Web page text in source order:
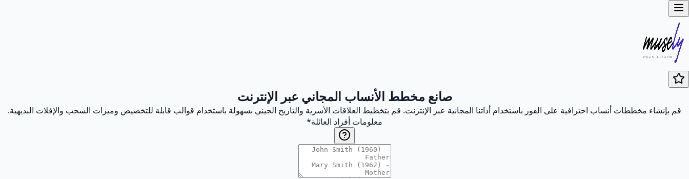
صانع مخطط الأنساب المجاني عبر الإنترنت
قم بإنشاء مخططات أنساب احترافية على الفور باستخدام أداتنا المجانية عبر الإنترنت. قم بتخطيط العلاقات الأسرية والتاريخ الجيني بسهولة باستخدام قوالب قابلة للتخصيص وميزات السحب والإفلات البديهية.
معلومات أفراد العائلة*